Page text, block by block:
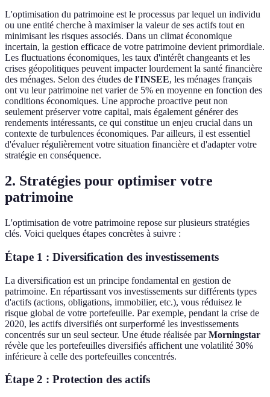
L'optimisation du patrimoine est le processus par lequel un individu
ou une entité cherche à maximiser la valeur de ses actifs tout en
minimisant les risques associés. Dans un climat économique
incertain, la gestion efficace de votre patrimoine devient primordiale.
Les fluctuations économiques, les taux d'intérêt changeants et les
crises géopolitiques peuvent impacter lourdement la santé financière
des ménages. Selon des études de l'INSEE, les ménages français
ont vu leur patrimoine net varier de 5% en moyenne en fonction des
conditions économiques. Une approche proactive peut non
seulement préserver votre capital, mais également générer des
rendements intéressants, ce qui constitue un enjeu crucial dans un
contexte de turbulences économiques. Par ailleurs, il est essentiel
d'évaluer régulièrement votre situation financière et d'adapter votre
stratégie en conséquence.
2. Stratégies pour optimiser votre
patrimoine
L'optimisation de votre patrimoine repose sur plusieurs stratégies
clés. Voici quelques étapes concrètes à suivre :
Étape 1 : Diversification des investissements
La diversification est un principe fondamental en gestion de
patrimoine. En répartissant vos investissements sur différents types
d'actifs (actions, obligations, immobilier, etc.), vous réduisez le
risque global de votre portefeuille. Par exemple, pendant la crise de
2020, les actifs diversifiés ont surperformé les investissements
concentrés sur un seul secteur. Une étude réalisée parMorningstar
révèle que les portefeuilles diversifiés affichent une volatilité 30%
inférieure à celle des portefeuilles concentrés.
Étape 2 : Protection des actifs